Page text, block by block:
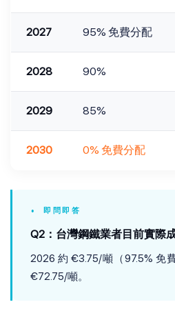
2027 95% 免費分配
2028 90%
2029 85%
2030 0% 免費分配
• 即問即答
Q2：台灣鋼鐵業者目前實際
2026 約 €3.75/噸（97.5% 免
€72.75/噸。